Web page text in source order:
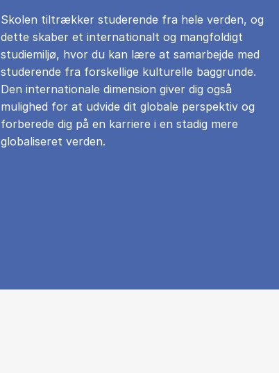
Skolen tiltrækker studerende fra hele verden, og
dette skaber et internationalt og mangfoldigt
studiemiljø, hvor du kan lære at samarbejde med
studerende fra forskellige kulturelle baggrunde.
Den internationale dimension giver dig også
mulighed for at udvide dit globale perspektiv og
forberede dig på en karriere i en stadig mere
globaliseret verden.